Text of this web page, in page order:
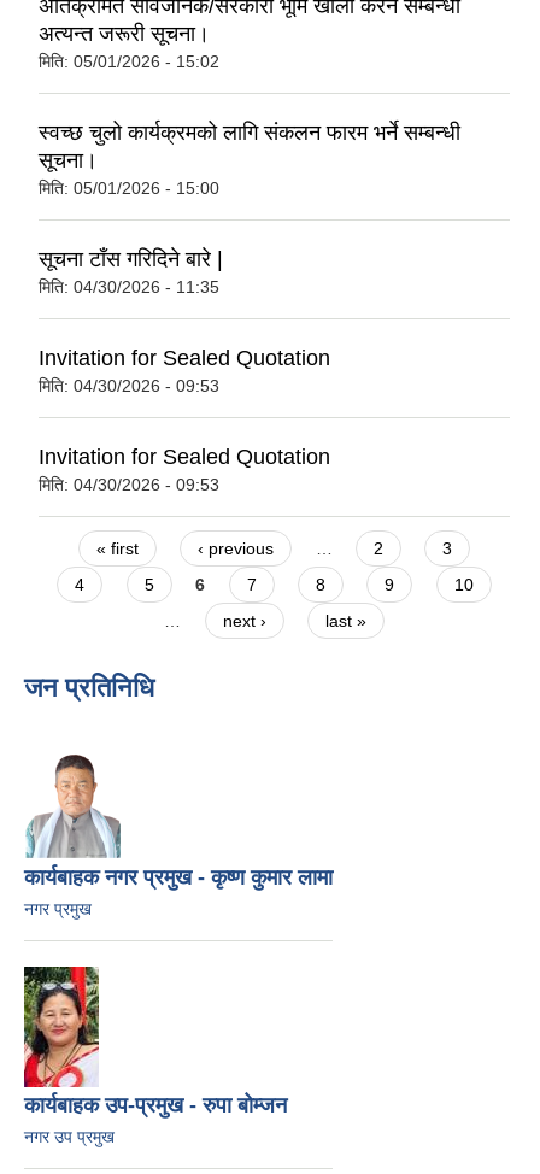
अतिक्रमित सार्वजनिक/सरकारी भूमि खाली करने सम्बन्धी
अत्यन्त जरूरी सूचना।
मिति: 05/01/2026 - 15:02
स्वच्छ चुलो कार्यक्रमको लागि संकलन फारम भर्ने सम्बन्धी
सूचना।
मिति: 05/01/2026 - 15:00
सूचना टाँस गरिदिने बारे |
मिति: 04/30/2026 - 11:35
Invitation for Sealed Quotation
मिति: 04/30/2026 - 09:53
Invitation for Sealed Quotation
मिति: 04/30/2026 - 09:53
Pages
« first ‹ previous 2
3
4
5 6 7 8 9
10
next › last »
जन प्रतिनिधि
कार्यबाहक नगर प्रमुख - कृष्ण कुमार लामा
नगर प्रमुख
कार्यबाहक उप-प्रमुख - रुपा बोम्जन
नगर उप प्रमुख